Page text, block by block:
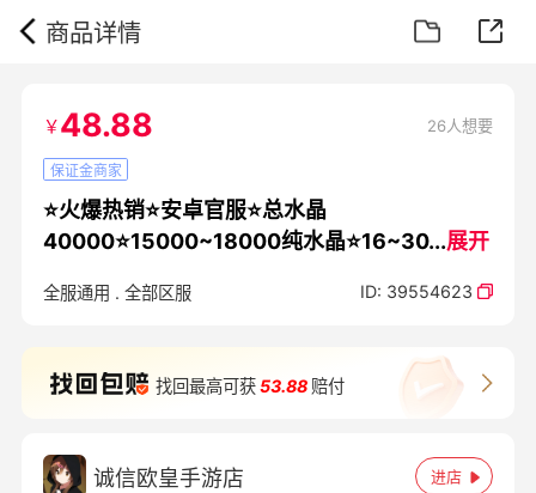
商品详情
￥48.88 26人想要
保证金商家
⭐火爆热销⭐安卓官服⭐总水晶
40000⭐15000~18000纯水晶⭐16~30...展开
全服通用 . 全部区服 ID: 39554623
找回最高可获53.88 赔付
诚信欧皇手游店 进店